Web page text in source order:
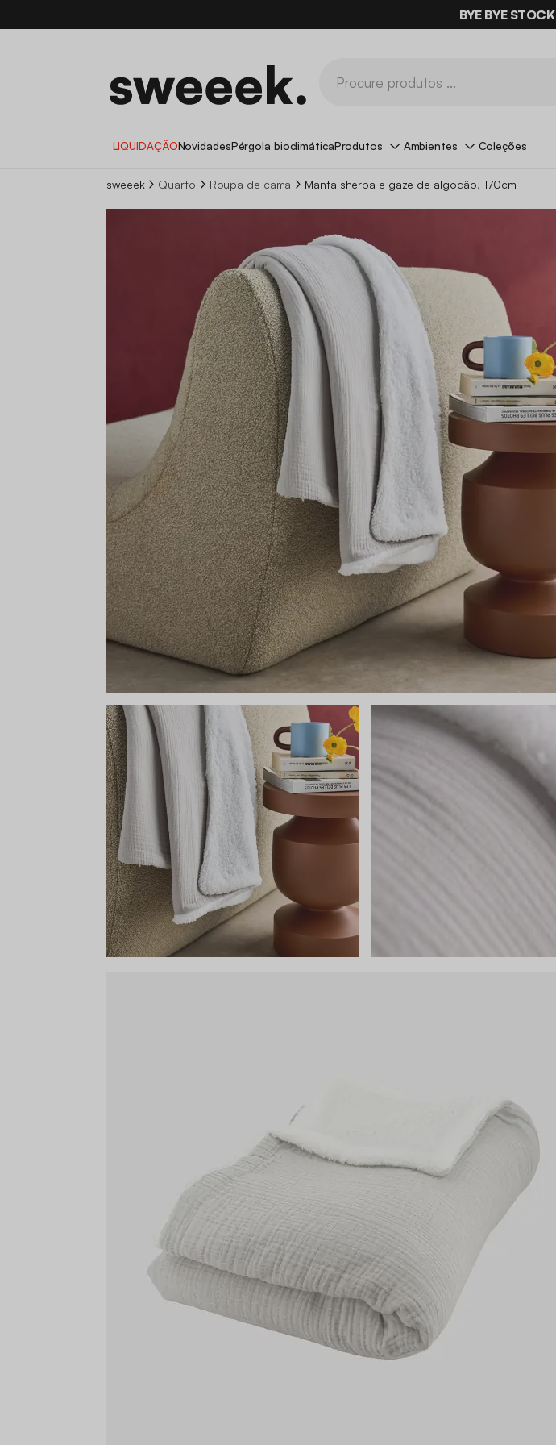
BYE BYE
LIQUIDAÇÃONovidadesPérgola bioclimáticaProdutos Ambientes Coleções
sweeek Quarto Roupa de cama Manta sherpa e gaze de algodão, 170cm